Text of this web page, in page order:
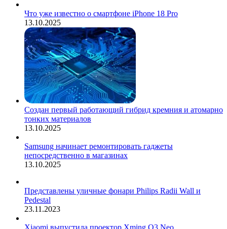
Что уже известно о смартфоне iPhone 18 Pro
13.10.2025
Создан первый работающий гибрид кремния и атомарно
тонких материалов
13.10.2025
Samsung начинает ремонтировать гаджеты
непосредственно в магазинах
13.10.2025
Представлены уличные фонари Philips Radii Wall и
Pedestal
23.11.2023
Xiaomi выпустила проектор Xming Q3 Neo